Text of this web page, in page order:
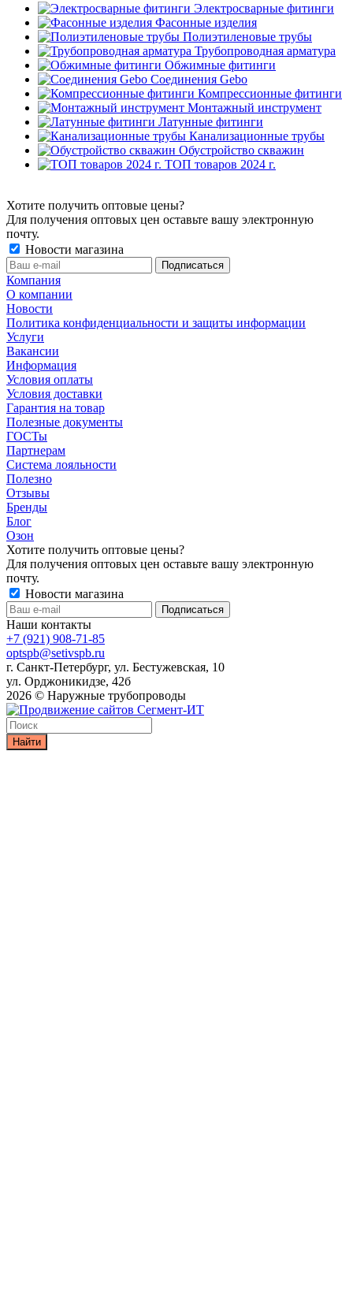
Электросварные фитинги
Фасонные изделия
Полиэтиленовые трубы
Трубопроводная арматура
Обжимные фитинги
Соединения Gebo
Компрессионные фитинги
Монтажный инструмент
Латунные фитинги
Канализационные трубы
Обустройство скважин
ТОП товаров 2024 г.
Хотите получить оптовые цены?
Для получения оптовых цен оставьте вашу электронную
почту.
Новости магазина
Компания
О компании
Новости
Политика конфиденциальности и защиты информации
Услуги
Вакансии
Информация
Условия оплаты
Условия доставки
Гарантия на товар
Полезные документы
ГОСТы
Партнерам
Система лояльности
Полезно
Отзывы
Бренды
Блог
Озон
Хотите получить оптовые цены?
Для получения оптовых цен оставьте вашу электронную
почту.
Новости магазина
Наши контакты
+7 (921) 908-71-85
optspb@setivspb.ru
г. Санкт-Петербург, ул. Бестужевская, 10
ул. Орджоникидзе, 42б
2026 © Наружные трубопроводы
Найти